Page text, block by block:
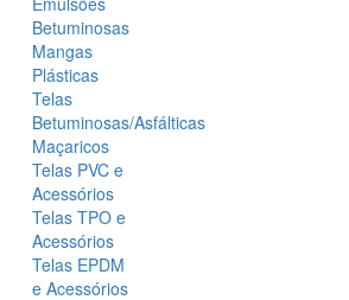
Betuminosas
Mangas
Plásticas
Telas
Betuminosas/Asfálticas
Maçaricos
Telas PVC e
Acessórios
Telas TPO e
Acessórios
Telas EPDM
e Acessórios